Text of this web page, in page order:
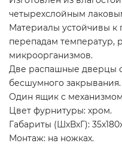
четырехслойным
Материалы устойчивы
перепадам температур,
микроорганизмов.
Две распашные дверцы
бесшумного закрывания.
Один ящик с
Цвет фурнитуры: хром.
Габариты (ШхВхГ):
Монтаж: на ножках.